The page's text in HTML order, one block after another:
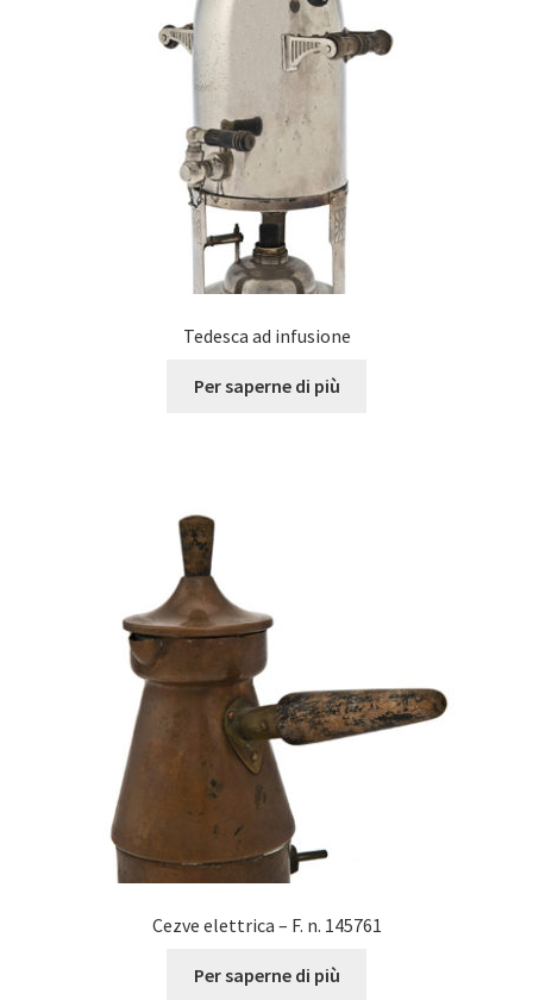
Tedesca ad infusione
Per saperne di più
Cezve elettrica – F. n. 145761
Per saperne di più